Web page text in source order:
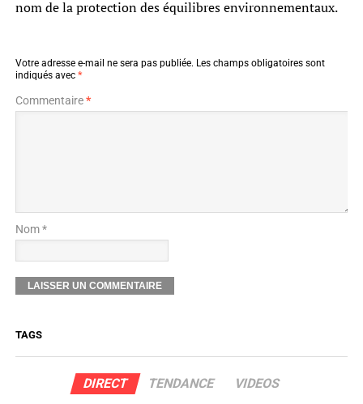
nom de la protection des équilibres environnementaux.
Votre adresse e-mail ne sera pas publiée. Les champs obligatoires sont
indiqués avec *
Commentaire*
Nom *
TAGS
DIRECT TENDANCE VIDEOS